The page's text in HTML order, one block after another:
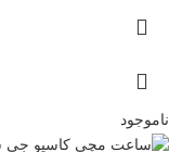
ناموجود